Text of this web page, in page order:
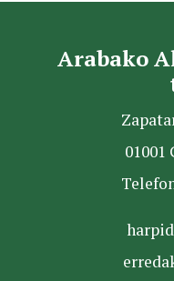
Arabako
01001